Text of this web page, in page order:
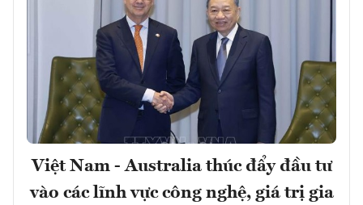
Việt Nam - Australia thúc đẩy đầu tư
vào các lĩnh vực công nghệ, giá trị gia